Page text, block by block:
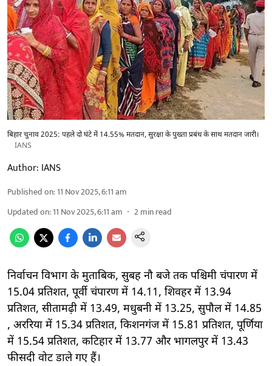
बिहार चुनाव 2025: पहले दो घंटे में 14.55% मतदान, सुरक्षा के पुख्ता प्रबंध के साथ मतदान जारी।
IANS
Author: IANS
Published on:11 Nov 2025, 6:11 am
Updated on:11 Nov 2025, 6:11 am 2min read
निर्वाचन विभाग के मुताबिक, सुबह नौ बजे तक पश्चिमी चंपारण में
15.04 प्रतिशत, पूर्वी चंपारण में 14.11, शिवहर में 13.94
प्रतिशत, सीतामढ़ी में 13.49, मधुबनी में 13.25, सुपौल में 14.85
, अररिया में 15.34 प्रतिशत, किशनगंज में 15.81 प्रतिशत, पूर्णिया
में 15.54 प्रतिशत, कटिहार में 13.77 और भागलपुर में 13.43
फीसदी वोट डाले गए हैं।